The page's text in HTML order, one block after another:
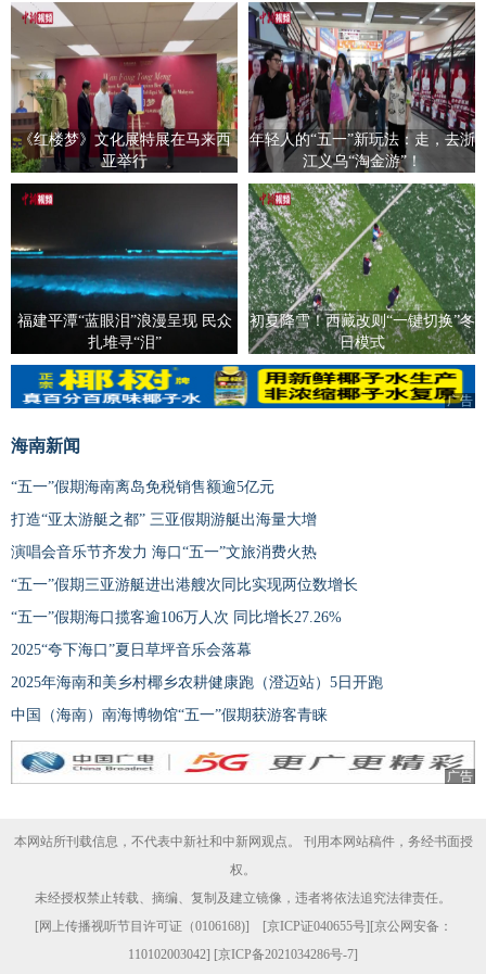
《红楼梦》文化展特展在马来西
亚举行
年轻人的“五一”新玩法：走，去浙
江义乌“淘金游”！
福建平潭“蓝眼泪”浪漫呈现 民众
扎堆寻“泪”
初夏降雪！西藏改则“一键切换”冬
日模式
广告
海南新闻
“五一”假期海南离岛免税销售额逾5亿元
打造“亚太游艇之都” 三亚假期游艇出海量大增
演唱会音乐节齐发力 海口“五一”文旅消费火热
“五一”假期三亚游艇进出港艘次同比实现两位数增长
“五一”假期海口揽客逾106万人次 同比增长27.26%
2025“夸下海口”夏日草坪音乐会落幕
2025年海南和美乡村椰乡农耕健康跑（澄迈站）5日开跑
中国（海南）南海博物馆“五一”假期获游客青睐
广告
本网站所刊载信息，不代表中新社和中新网观点。 刊用本网站稿件，务经书面授
权。
未经授权禁止转载、摘编、复制及建立镜像，违者将依法追究法律责任。
[网上传播视听节目许可证（0106168)] [京ICP证040655号][京公网安备：
110102003042] [京ICP备2021034286号-7]